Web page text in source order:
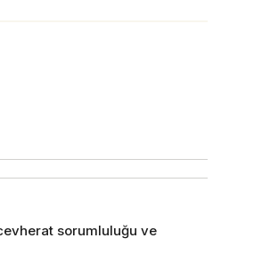
sorumluluğu ve